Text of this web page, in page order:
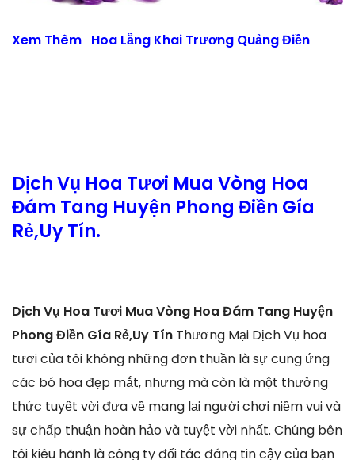
Xem Thêm Hoa Lẵng Khai Trương Quảng Điền
Dịch Vụ Hoa Tươi Mua Vòng Hoa
Đám Tang Huyện Phong Điền Gía
Rẻ,Uy Tín.
Dịch Vụ Hoa Tươi Mua Vòng Hoa Đám Tang Huyện
Phong Điền Gía Rẻ,Uy Tín Thương Mại Dịch Vụ hoa
tươi của tôi không những đơn thuần là sự cung ứng
các bó hoa đẹp mắt, nhưng mà còn là một thưởng
thức tuyệt vời đưa về mang lại người chơi niềm vui và
sự chấp thuận hoàn hảo và tuyệt vời nhất. Chúng bên
tôi kiêu hãnh là công ty đối tác đáng tin cậy của bạn